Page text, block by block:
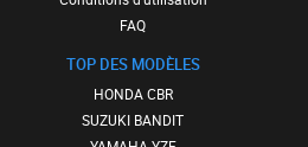
FAQ
TOP DES MODÈLES
HONDA CBR
SUZUKI BANDIT